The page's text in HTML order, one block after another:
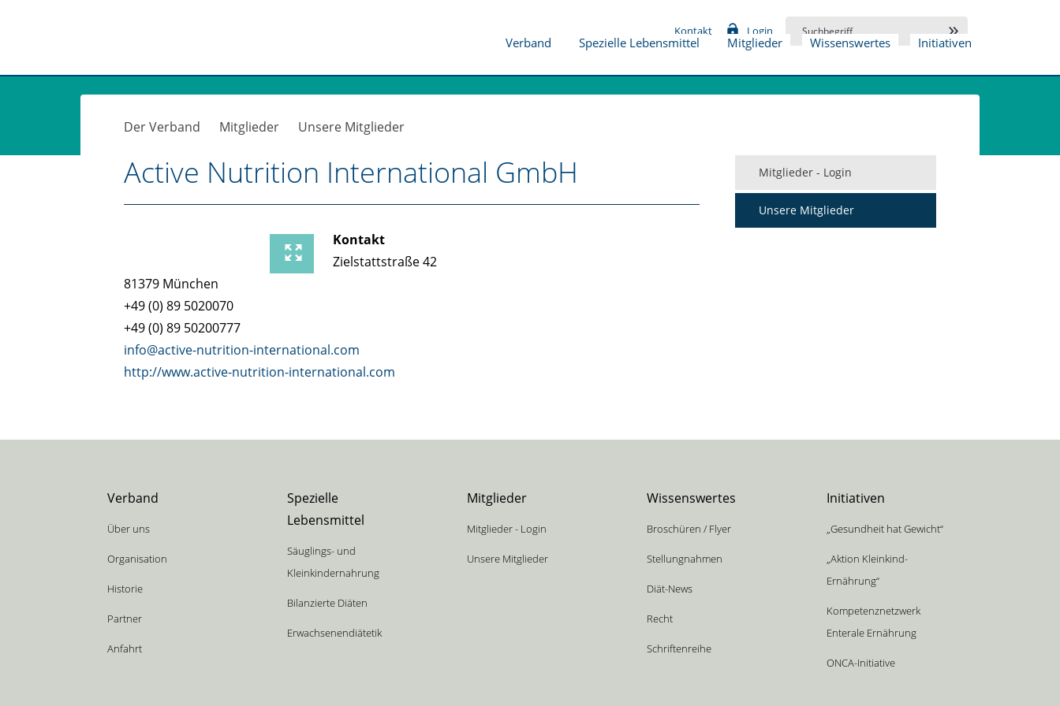
Kontakt Login
Verband Spezielle Lebensmittel Mitglieder Wissenswertes Initiativen
Der Verband Mitglieder Unsere Mitglieder
Active Nutrition International GmbH
Kontakt
Zielstattstraße 42
81379 München
+49 (0) 89 5020070
+49 (0) 89 50200777
info@active-nutrition-international.com
http://www.active-nutrition-international.com
Mitglieder - Login
Unsere Mitglieder
Verband
Über uns
Organisation
Historie
Partner
Anfahrt
Spezielle
Lebensmittel
Säuglings- und
Kleinkindernahrung
Bilanzierte Diäten
Erwachsenendiätetik
Mitglieder
Mitglieder - Login
Unsere Mitglieder
Wissenswertes
Broschüren / Flyer
Stellungnahmen
Diät-News
Recht
Schriftenreihe
Initiativen
„Gesundheit hat Gewicht“
„Aktion Kleinkind-
Ernährung“
Kompetenznetzwerk
Enterale Ernährung
ONCA-Initiative